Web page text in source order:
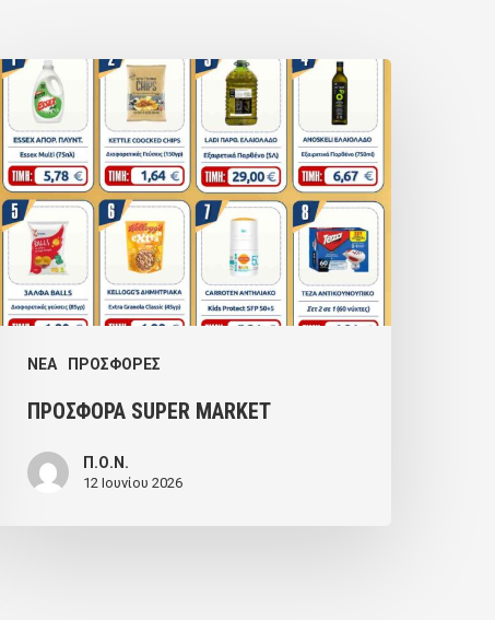
NEA ΠΡΟΣΦΟΡΕΣ
ΠΡΟΣΦΟΡΑ
SUPER
MARKET
ΠΡΟΣΦΟΡΑ SUPER MARKET
Π.Ο.Ν.
12 Ιουνίου 2026